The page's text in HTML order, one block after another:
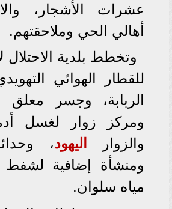
عشرات الأشجار،
أهالي الحي وملاحقتهم.
وتخطط بلدية الاحتلال
للقطار الهوائي
الربابة، وجسر معلق
ومركز زوار لغسل
والزوار
اليهود،
ومنشأة إضافية لشفط
مياه سلوان.